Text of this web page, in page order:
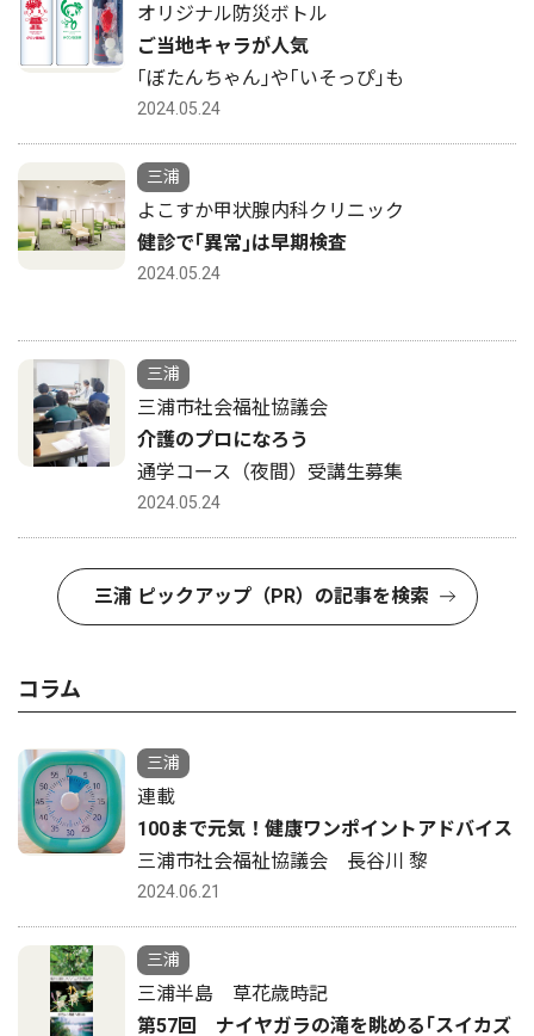
オリジナル防災ボトル
ご当地キャラが人気
｢ぼたんちゃん｣や｢いそっぴ｣も
2024.05.24
三浦
よこすか甲状腺内科クリニック
健診で｢異常｣は早期検査
2024.05.24
三浦
三浦市社会福祉協議会
介護のプロになろう
通学コース（夜間）受講生募集
2024.05.24
三浦 ピックアップ（PR）の記事を検索
コラム
三浦
連載
100まで元気！健康ワンポイントアドバイス
三浦市社会福祉協議会 長谷川 黎
2024.06.21
三浦
三浦半島 草花歳時記
第57回 ナイヤガラの滝を眺める｢スイカズ